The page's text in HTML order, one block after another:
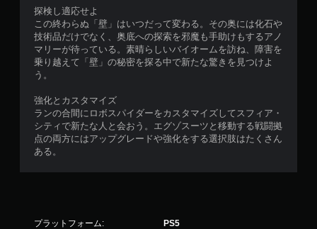
探検し適応せよ
この終わらぬ「壁」はいつだって変わる。その奥には化石や
技術品だけでなく、奥底への探索を邪魔も手助けもするアノ
マリーが待っている。素晴らしいバイオームを訪ね、障害を
乗り越えて「壁」の秘密を探る中で新たな驚きを見つけよ
う。
強化とカスタマイズ
ランの合間にロボスパイダーをカスタマイズしてスフィア・
シティで新たな人と会おう。エグゾスーツと移動する戦闘拠
点の両方にはアップグレードや強化をする選択肢はたくさん
ある。
プラットフォーム: PS5